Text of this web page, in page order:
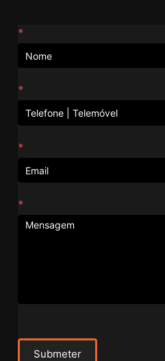
Contactos
*
*
*
*
Submeter